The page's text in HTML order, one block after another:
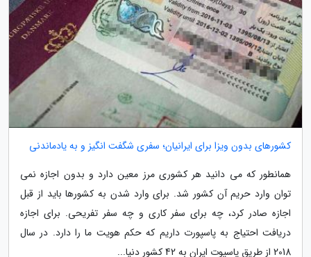
کشورهای بدون ویزا برای ایرانیان؛ سفری شگفت انگیز و به یادماندنی
همانطور که می دانید هر کشوری مرز معین دارد و بدون اجازه نمی
توان وارد حریم آن کشور شد. برای وارد شدن به کشورها باید از قبل
اجازه صادر کرد، چه برای سفر کاری و چه سفر تفریحی. برای اجازه
دریافت احتیاج به پاسپورت داریم که حکم هویت ما را دارد. در سال
2018 از طریق پاسپوت ایران به 42 کشور دنیا...